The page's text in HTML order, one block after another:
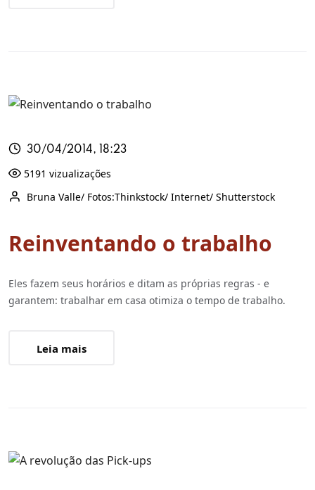
30/04/2014, 18:23
5191 vizualizações
Bruna Valle/ Fotos:Thinkstock/ Internet/ Shutterstock
Reinventando o trabalho
Eles fazem seus horários e ditam as próprias regras - e
garantem: trabalhar em casa otimiza o tempo de trabalho.
Leia mais